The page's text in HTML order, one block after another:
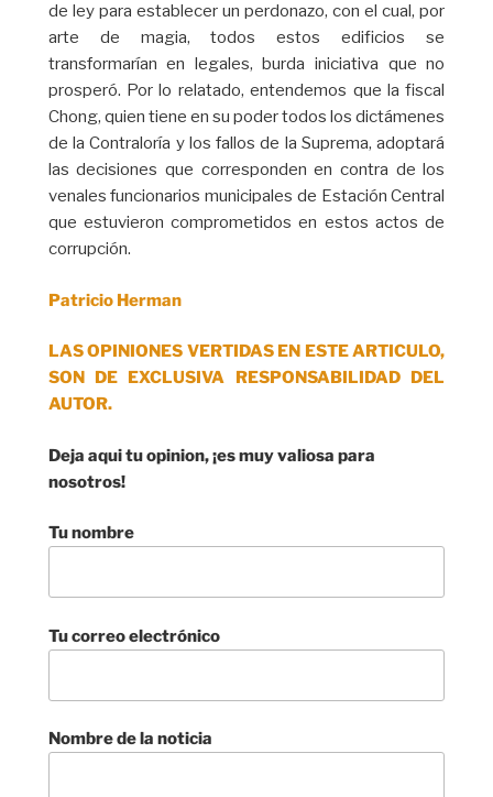
de ley para establecer un perdonazo, con el cual, por
arte de magia, todos estos edificios se
transformarían en legales, burda iniciativa que no
prosperó. Por lo relatado, entendemos que la fiscal
Chong, quien tiene en su poder todos los dictámenes
de la Contraloría y los fallos de la Suprema, adoptará
las decisiones que corresponden en contra de los
venales funcionarios municipales de Estación Central
que estuvieron comprometidos en estos actos de
corrupción.
Patricio Herman
LAS OPINIONES VERTIDAS EN ESTE ARTICULO,
SON DE EXCLUSIVA RESPONSABILIDAD DEL
AUTOR.
Deja aqui tu opinion, ¡es muy valiosa para
nosotros!
Tu nombre
Tu correo electrónico
Nombre de la noticia